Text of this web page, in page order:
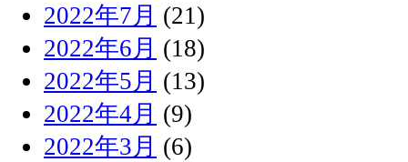
2022年7月 (21)
2022年6月 (18)
2022年5月 (13)
2022年4月 (9)
2022年3月 (6)